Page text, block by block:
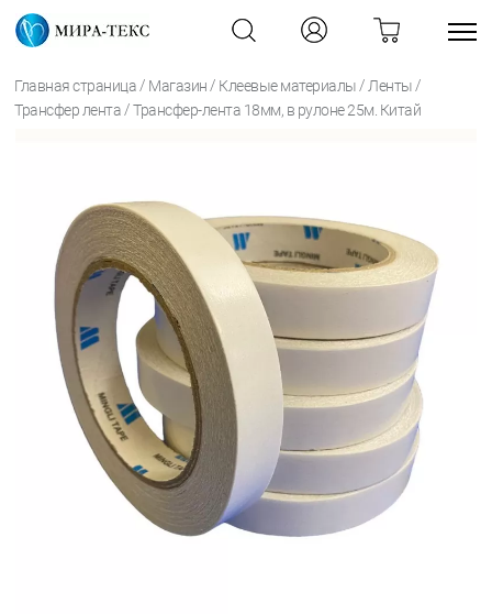
Главная страница / Магазин / Клеевые материалы / Ленты /
Трансфер лента /Трансфер-лента 18мм, в рулоне 25м. Китай